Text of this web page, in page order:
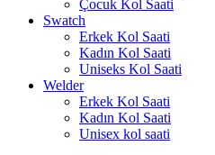
Çocuk Kol Saati
Swatch
Erkek Kol Saati
Kadın Kol Saati
Uniseks Kol Saati
Welder
Erkek Kol Saati
Kadın Kol Saati
Unisex kol saati